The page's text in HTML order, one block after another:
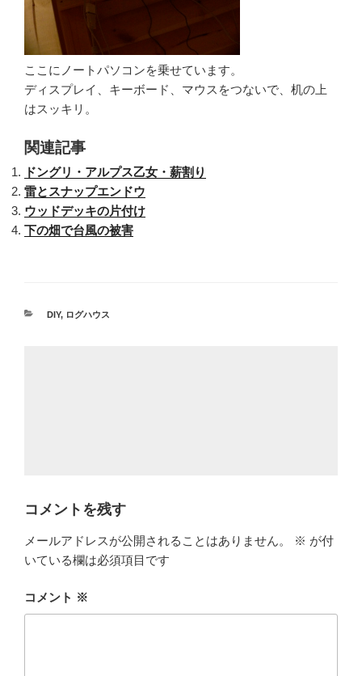
ここにノートパソコンを乗せています。
ディスプレイ、キーボード、マウスをつないで、机の上
はスッキリ。
関連記事
ドングリ・アルプス乙女・薪割り
雷とスナップエンドウ
ウッドデッキの片付け
下の畑で台風の被害
カ
DIY, ログハウス
コメントを残す
メールアドレスが公開されることはありません。 ※ が付
いている欄は必須項目です
コメント ※